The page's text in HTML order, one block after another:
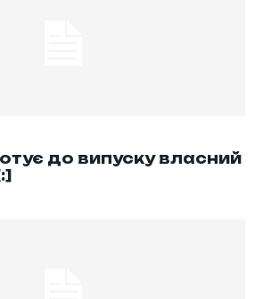
до випуску власний